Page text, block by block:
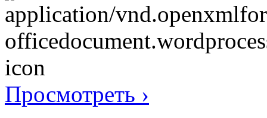
Просмотреть ›